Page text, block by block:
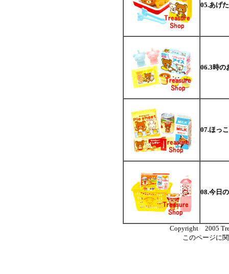
05.あげ
06.3時の
07.ほっ
08.今日
Copyright 2005
このページに